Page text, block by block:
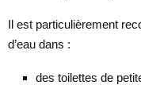
Il est particulièrement
d’eau dans :
des toilettes de